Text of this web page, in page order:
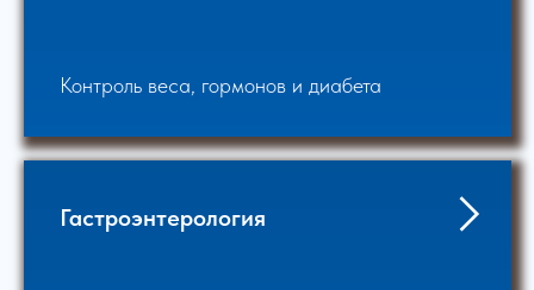
Контроль веса, гормонов и диабета
Гастроэнтерология